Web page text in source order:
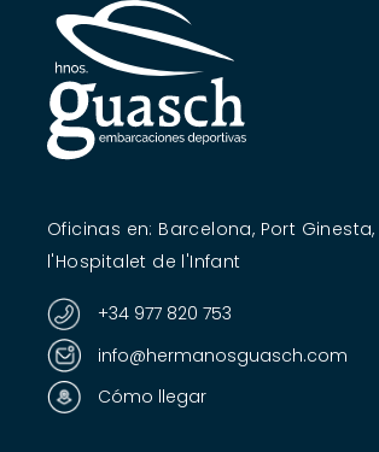
Oficinas en: Barcelona, Port
l'Hospitalet de l'Infant
+34 977 820 753
info@hermanosguasch.com
Cómo llegar